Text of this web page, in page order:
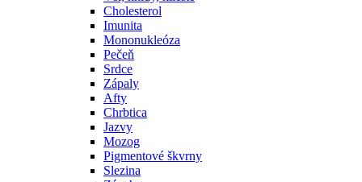
Cholesterol
Imunita
Mononukleóza
Pečeň
Srdce
Zápaly
Afty
Chrbtica
Jazvy
Mozog
Pigmentové škvrny
Slezina